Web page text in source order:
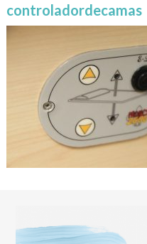
controladordecamas